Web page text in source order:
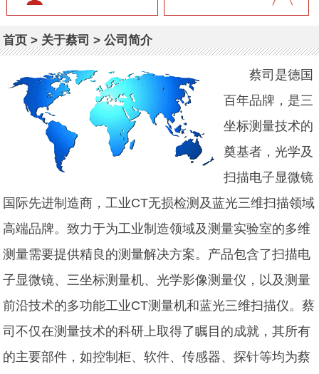
首页 > 关于蔡司 >公司简介
蔡司是德国
百年品牌，是三
坐标测量技术的
奠基者，光学及
扫描电子显微镜
国际先进制造商，工业CT无损检测及蓝光三维扫描领域
高端品牌。致力于为工业制造领域及测量实验室的多维
测量需要提供精良的测量解决方案。产品包含了扫描电
子显微镜、三坐标测量机、光学影像测量仪，以及测量
前沿技术的多功能工业CT测量机和蓝光三维扫描仪。蔡
司不仅在测量技术的科研上取得了瞩目的成就，其所有
的主要部件，如控制柜、软件、传感器、探针等均为蔡